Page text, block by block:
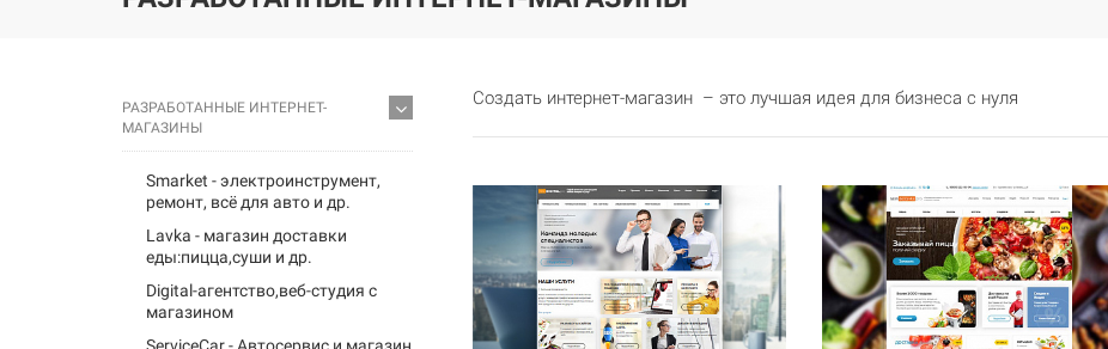
РАЗРАБОТАННЫЕ ИНТЕРНЕТ-
МАГАЗИНЫ
Smarket - электроинструмент,
ремонт, всё для авто и др.
Lavka - магазин доставки
еды:пицца,суши и др.
Digital-агентство,веб-студия с
магазином
ServiceCar - Автосервис и магазин
Создать интернет-магазин – это лучшая идея для бизнеса с нуля